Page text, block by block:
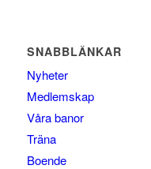
SNABBLÄNKAR
Nyheter
Medlemskap
Våra banor
Träna
Boende